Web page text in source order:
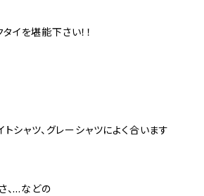
を堪能下さい！！
トシャツ、グレーシャツによく合います
、…などの